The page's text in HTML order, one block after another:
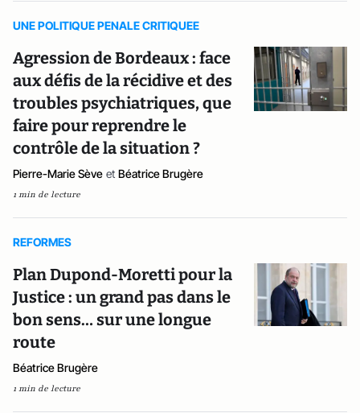
UNE POLITIQUE PENALE CRITIQUEE
Agression de Bordeaux : face
aux défis de la récidive et des
troubles psychiatriques, que
faire pour reprendre le
contrôle de la situation ?
Pierre-Marie Sève et Béatrice Brugère
1 min de lecture
REFORMES
Plan Dupond-Moretti pour la
Justice : un grand pas dans le
bon sens… sur une longue
route
Béatrice Brugère
1 min de lecture